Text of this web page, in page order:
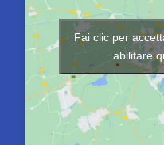
Fai clic per
abilitare